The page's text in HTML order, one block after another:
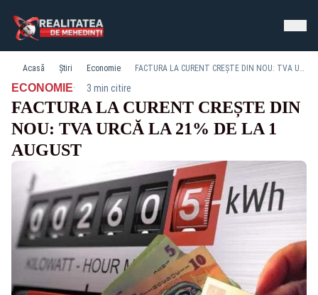
Acasă Știri Economie FACTURA LA CURENT CREȘTE DIN NOU: TVA URCĂ LA 21% DE LA 1 AUGUST
ECONOMIE· 3 min citire
FACTURA LA CURENT CREȘTE DIN
NOU: TVA URCĂ LA 21% DE LA 1
AUGUST